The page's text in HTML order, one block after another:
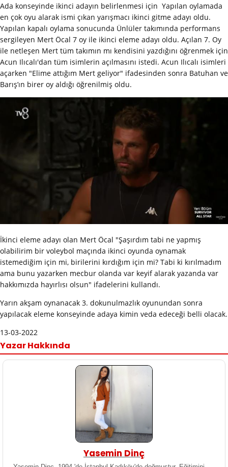
Ada konseyinde ikinci adayın belirlenmesi için Yapılan oylamada
en çok oyu alarak ismi çıkan yarışmacı ikinci gitme adayı oldu.
Yapılan kapalı oylama sonucunda Ünlüler takımında performans
sergileyen Mert Öcal 7 oy ile ikinci eleme adayı oldu. Açılan 7. Oy
ile netleşen Mert tüm takımın mı kendisini yazdığını öğrenmek için
Acun Ilıcalı'dan tüm isimlerin açılmasını istedi. Acun Ilıcalı isimleri
açarken "Elime attığım Mert geliyor" ifadesinden sonra Batuhan ve
Barış’ın birer oy aldığı öğrenilmiş oldu.
İkinci eleme adayı olan Mert Öcal "Şaşırdım tabi ne yapmış
olabilirim bir voleybol maçında ikinci oyunda oynamak
istemediğim için mi, birilerini kırdığım için mi? Tabi ki kırılmadım
ama bunu yazarken mecbur olanda var keyif alarak yazanda var
hakkımızda hayırlısı olsun" ifadelerini kullandı.
Yarın akşam oynanacak 3. dokunulmazlık oyunundan sonra
yapılacak eleme konseyinde adaya kimin veda edeceği belli olacak.
13-03-2022
Yazar Hakkında
Yasemin Dinç